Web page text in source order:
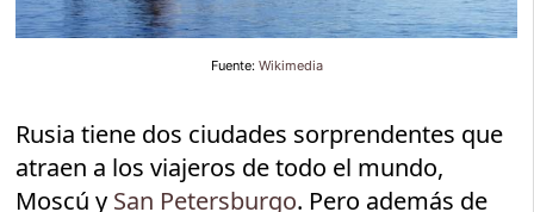
Fuente: Wikimedia
Rusia tiene dos ciudades sorprendentes que
atraen a los viajeros de todo el mundo,
Moscú y San Petersburgo. Pero además de